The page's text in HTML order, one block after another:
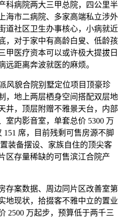
科病院两大三甲总院，四公里半
海市二病院、多家高端私立涉外
道社区卫生办事核心，小病就近
，对于家中有高龄白叟、低龄孩
甲医疗资本可以或许极大提拔日
远距离奔波就医的麻烦。
貌合院别墅定位项目顶豪珍
，地上两层栖身空间搭配双层地
井，顶层附赠不雅景天台，内部
室内影音室，单套总价 5300 万
151 席，目前残剩可售房源不脚
装备摆设、家族自住的顶尖客
区存量稀缺的可售滨江合院产
案数据、周边同片区改善室第
地现状，拾掇客不雅中立的置业
2500 万起步，预算低于两千三